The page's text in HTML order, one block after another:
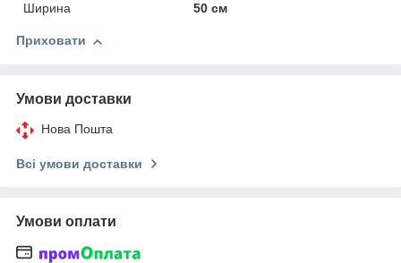
Ширина
50 см
Приховати
Умови доставки
Нова Пошта
Всі умови доставки
Умови оплати